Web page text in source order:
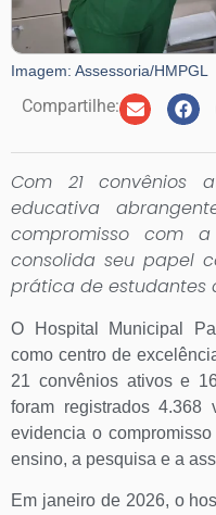
Imagem: Assessoria/HMPGL
Compartilhe:
Com 21 convênios
educativa
compromisso com
consolida seu papel
prática de estudantes
O Hospital Municipal
como centro de
21 convênios ativos e
foram registrados 4.368
evidencia o
ensino, a pesquisa e a
Em janeiro de 2026, o